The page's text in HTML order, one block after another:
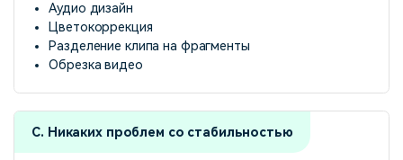
Аудио дизайн
Цветокоррекция
Разделение клипа на фрагменты
Обрезка видео
C. Никаких проблем со стабильностью